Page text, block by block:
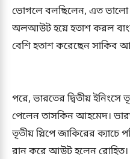
ভোগলে বলছিলেন, এত ভালো
অলআউট হয়ে হতাশ করল
বেশি হতাশ করেছেন সাকিব
পরে, ভারতের দ্বিতীয়
পেলেন তাসকিন আহমেদ।
তৃতীয় স্লিপে জাকিরের
রান করে আউট হলেন রোহিত।